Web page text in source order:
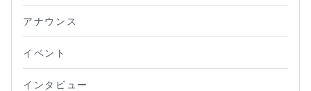
アナウンス
イベント
インタビュー